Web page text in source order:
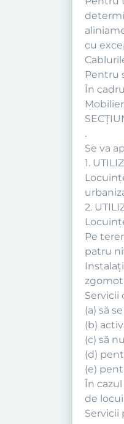
cu
Pentru
În
.
Se va
1.
2.
Pe
patru
zgomot
Servicii
(a) să
(b)
(c) să
(d)
(e)
În
de
Servicii